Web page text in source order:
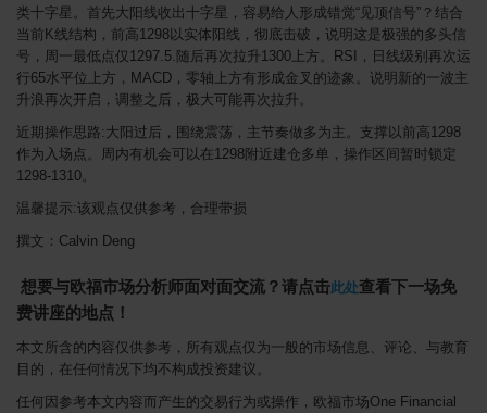
类十字星。首先大阳线收出十字星，容易给人形成错觉“见顶信号”？结合
当前K线结构，前高1298以实体阳线，彻底击破，说明这是极强的多头信
号，周一最低点仅1297.5.随后再次拉升1300上方。RSI，日线级别再次运
行65水平位上方，MACD，零轴上方有形成金叉的迹象。说明新的一波主
升浪再次开启，调整之后，极大可能再次拉升。
近期操作思路:大阳过后，围绕震荡，主节奏做多为主。支撑以前高1298
作为入场点。周内有机会可以在1298附近建仓多单，操作区间暂时锁定
1298-1310。
温馨提示:该观点仅供参考，合理带损
撰文：Calvin Deng
想要与欧福市场分析师面对面交流？请点击此处查看下一场免
费讲座的地点！
本文所含的内容仅供参考，所有观点仅为一般的市场信息、评论、与教育
目的，在任何情况下均不构成投资建议。
任何因参考本文内容而产生的交易行为或操作，欧福市场One Financial